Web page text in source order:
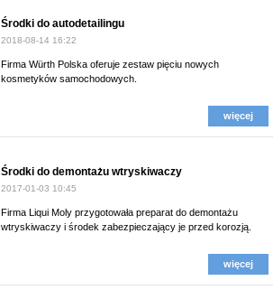
Środki do autodetailingu
2018-08-14 16:22
Firma Würth Polska oferuje zestaw pięciu nowych
kosmetyków samochodowych.
więcej
Środki do demontażu wtryskiwaczy
2017-01-03 10:45
Firma Liqui Moly przygotowała preparat do demontażu
wtryskiwaczy i środek zabezpieczający je przed korozją.
więcej